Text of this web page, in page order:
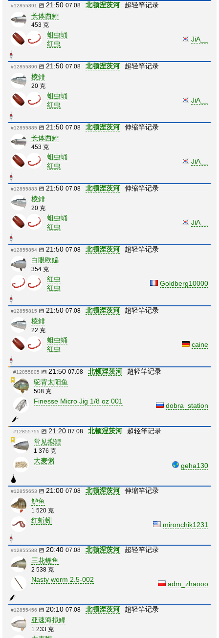
#12855891 21:50 07.08 北顿涅茨河
超轻竿记录
长体西鲱
453 克
蛆虫蛹
红虫
JiA__
#12855890 21:50 07.08 北顿涅茨河
超轻竿记录
棱鲱
20 克
蛆虫蛹
红虫
JiA__
#12855885 21:50 07.08 北顿涅茨河
伸缩竿记录
长体西鲱
453 克
蛆虫蛹
红虫
JiA__
#12855883 21:50 07.08 北顿涅茨河
伸缩竿记录
棱鲱
20 克
蛆虫蛹
红虫
JiA__
#12855854 21:50 07.08 北顿涅茨河
超轻竿记录
白眼欧鳊
354 克
红虫
红虫
Goldberg10000
#12855815 21:50 07.08 北顿涅茨河
超轻竿记录
棱鲱
22 克
蛆虫蛹
红虫
caine
#12855805 21:50 07.08 北顿涅茨河
超轻竿记录
驼背太阳鱼
508 克
Finesse Micro Jig 1/8 oz 001
dobra_station
#12855755 21:20 07.08 北顿涅茨河
超轻竿记录
常见拟鲤
1 376 克
大麦粥
geha130
#12855653 21:00 07.08 北顿涅茨河
伸缩竿记录
鲈鱼
1 520 克
红蚯蚓
mironchik1231
#12855588 20:40 07.08 北顿涅茨河
超轻竿记录
三花鲤鱼
2 538 克
Nasty worm 2.5-002
adm_zhaooo
#12855456 20:10 07.08 北顿涅茨河
超轻竿记录
亚速海拟鲤
1 233 克